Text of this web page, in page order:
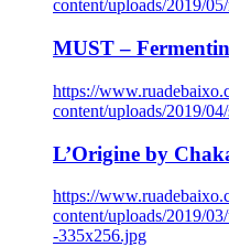
content/uploads/2019/
MUST –
https://
content/uploads/2019/
L’Origine by
https://
content/uploads/2019/
-335x256.jpg